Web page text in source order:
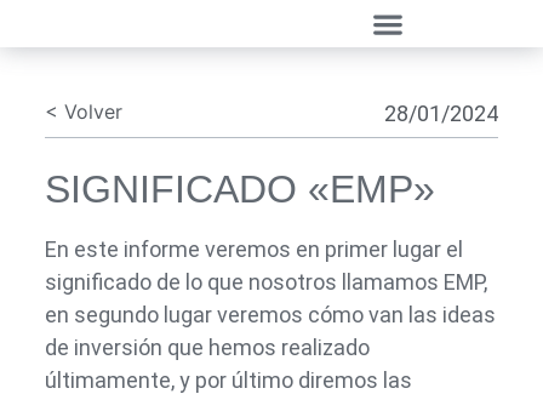
< Volver 28/01/2024
SIGNIFICADO «EMP»
En este informe veremos en primer lugar el
significado de lo que nosotros llamamos EMP,
en segundo lugar veremos cómo van las ideas
de inversión que hemos realizado
últimamente, y por último diremos las